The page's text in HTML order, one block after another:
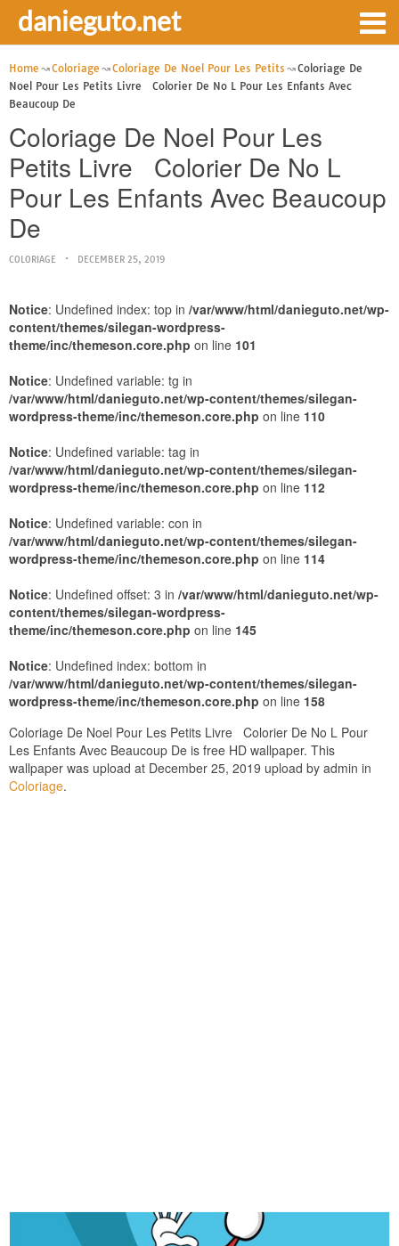
danieguto.net
Home Coloriage Coloriage De Noel Pour Les Petits
Coloriage De
Noel Pour Les Petits Livre Colorier De No L Pour Les Enfants Avec
Beaucoup De
Coloriage De Noel Pour Les
Petits Livre Colorier De No L
Pour Les Enfants Avec Beaucoup
De
COLORIAGE DECEMBER 25, 2019
Notice: Undefined index: top in /var/www/html/danieguto.net/wp-
content/themes/silegan-wordpress-
theme/inc/themeson.core.php on line 101
Notice: Undefined variable: tg in
/var/www/html/danieguto.net/wp-content/themes/silegan-
wordpress-theme/inc/themeson.core.php on line 110
Notice: Undefined variable: tag in
/var/www/html/danieguto.net/wp-content/themes/silegan-
wordpress-theme/inc/themeson.core.php on line 112
Notice: Undefined variable: con in
/var/www/html/danieguto.net/wp-content/themes/silegan-
wordpress-theme/inc/themeson.core.php on line 114
Notice: Undefined offset: 3 in /var/www/html/danieguto.net/wp-
content/themes/silegan-wordpress-
theme/inc/themeson.core.php on line 145
Notice: Undefined index: bottom in
/var/www/html/danieguto.net/wp-content/themes/silegan-
wordpress-theme/inc/themeson.core.php on line 158
Coloriage De Noel Pour Les Petits Livre Colorier De No L Pour
Les Enfants Avec Beaucoup De is free HD wallpaper. This
wallpaper was upload at December 25, 2019 upload by admin in
Coloriage.